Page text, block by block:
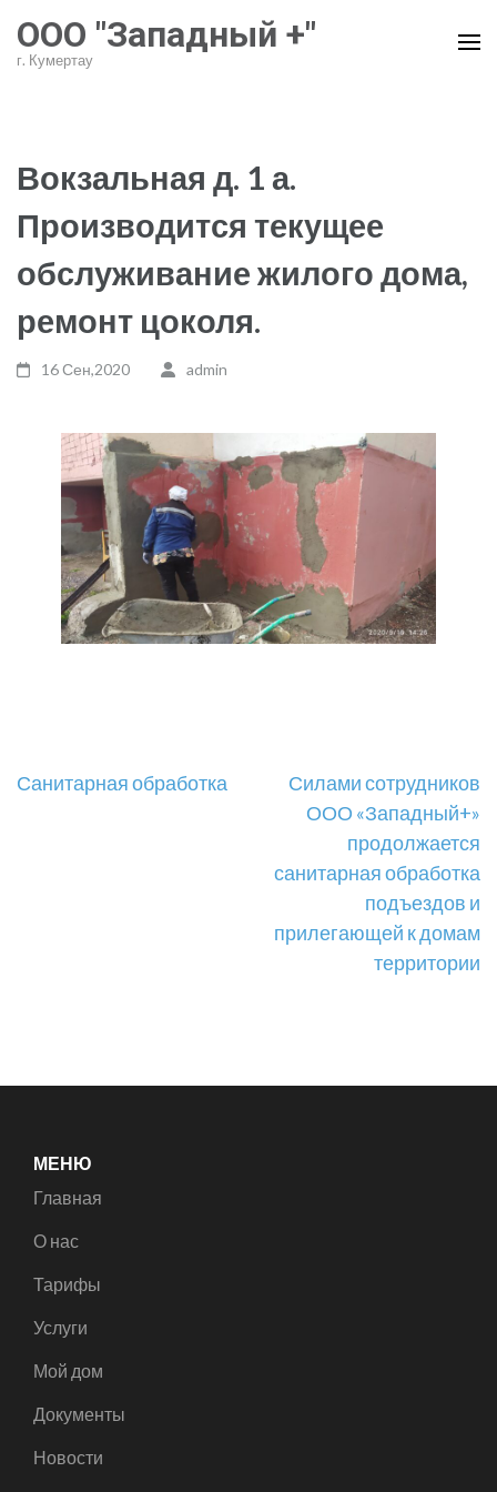
содержимому
ООО "Западный +"
г. Кумертау
Вокзальная д. 1 а.
Производится текущее
обслуживание жилого дома,
ремонт цоколя.
16 Сен,2020 admin
Навигация
Санитарная обработка
Силами сотрудников
ООО «Западный+»
продолжается
санитарная обработка
подъездов и
прилегающей к домам
территории
МЕНЮ
Главная
О нас
Тарифы
Услуги
Мой дом
Документы
Новости